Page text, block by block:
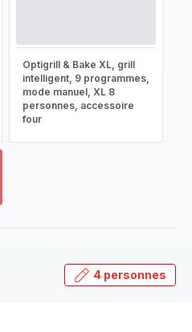
Optigrill & Bake XL, grill
intelligent, 9 programmes,
mode manuel, XL 8
personnes, accessoire
four
4 personnes